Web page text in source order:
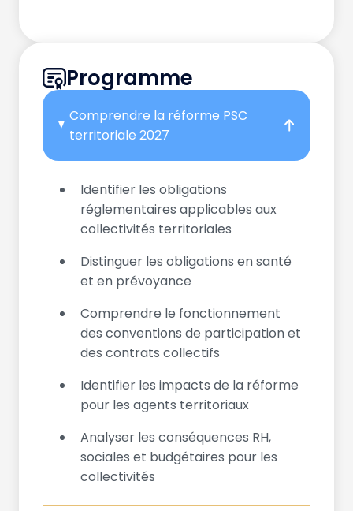
Programme
Comprendre la réforme PSC
territoriale 2027
Identifier les obligations
réglementaires applicables aux
collectivités territoriales
Distinguer les obligations en santé
et en prévoyance
Comprendre le fonctionnement
des conventions de participation et
des contrats collectifs
Identifier les impacts de la réforme
pour les agents territoriaux
Analyser les conséquences RH,
sociales et budgétaires pour les
collectivités